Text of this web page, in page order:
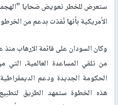
ستعرض للخطر تعويض ضحايا
الأمريكية بأنها نُفذت بدعم من
من تلقي المساعدة العالمية،
الحكومة الجديدة ودعم
هذه الخطوة ستمهد الطريق